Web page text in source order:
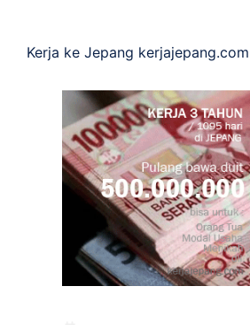
Kerja ke Jepang kerjajepang.com